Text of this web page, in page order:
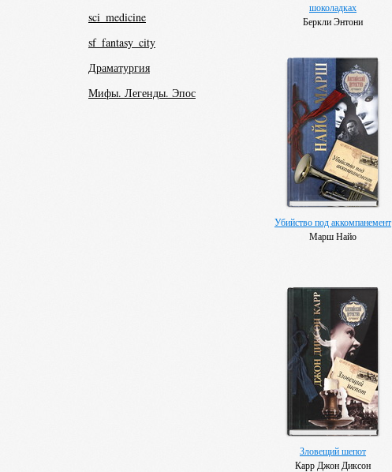
sci_medicine
sf_fantasy_city
Драматургия
Мифы. Легенды. Эпос
шоколадках
Беркли Энтони
Убийство под аккомпанемент
Марш Найо
Зловещий шепот
Карр Джон Диксон